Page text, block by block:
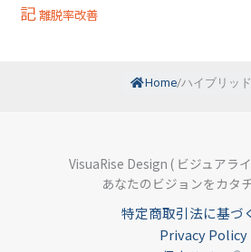
記離脱率改善
Home/ハイブリッ
VisuaRise Design ( ビジュアラ
あなたのビジョンをカタ
特定商取引法に基づ
Privacy Policy